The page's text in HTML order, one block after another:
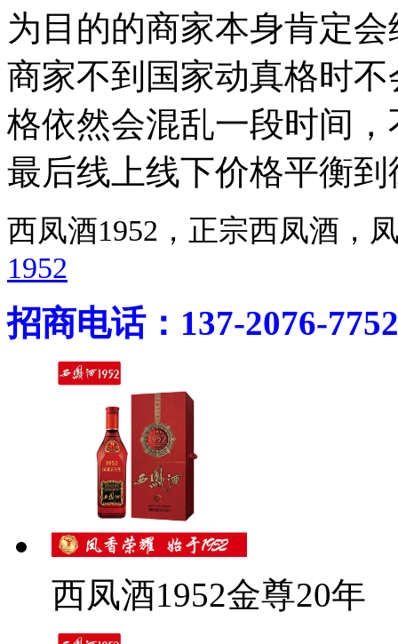
为目的的商家本身肯定
商家不到国家动真格时
格依然会混乱一段时间
最后线上线下价格平衡
西凤酒1952，正宗西凤酒
1952
招商电话：137-2076-7752
西凤酒1952金尊20年